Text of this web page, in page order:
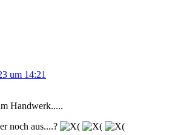
um 14:21
Handwerk.....
noch aus....?